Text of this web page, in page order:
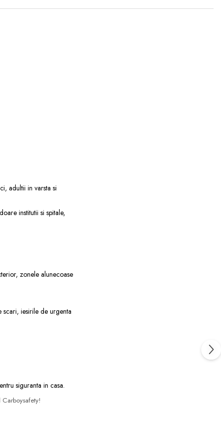
adultii in varsta si
institutii si spitale,
zonele alunecoase
iesirile de urgenta
siguranta in casa.